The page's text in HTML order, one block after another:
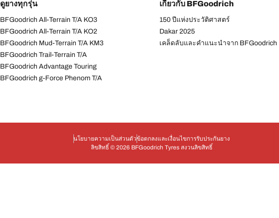
ดูยางทุกรุ่น
BFGoodrich All-Terrain T/A KO3
BFGoodrich All-Terrain T/A KO2
BFGoodrich Mud-Terrain T/A KM3
BFGoodrich Trail-Terrain T/A
BFGoodrich Advantage Touring
BFGoodrich g-Force Phenom T/A
เกี่ยวกับ BFGoodrich
150 ปีแห่งประวัติศาสตร์
Dakar 2025
เคล็ดลับและคำแนะนำจาก BFGoodrich
นโยบายความเป็นส่วนตัวข้อตกลงและเงื่อนไขการรับประกันยาง
ลิขสิทธิ์ © 2026 BFGoodrich Tyres สงวนลิขสิทธิ์